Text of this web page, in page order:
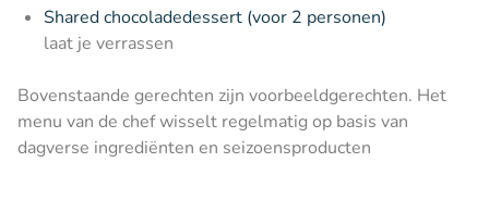
Shared chocoladedessert (voor 2 personen)
laat je verrassen
Bovenstaande gerechten zijn voorbeeldgerechten. Het
menu van de chef wisselt regelmatig op basis van
dagverse ingrediënten en seizoensproducten